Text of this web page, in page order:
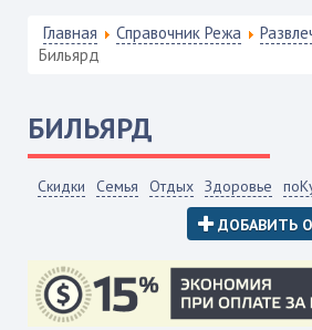
Главная Справочник Режа
Бильярд
БИЛЬЯРД
Скидки Семья Отдых Здоровье
ДОБАВИТЬ